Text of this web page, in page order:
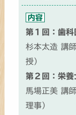
内容
第１回：歯科
杉本太造 講
授）
第２回：栄養
馬場正美 講
理事）